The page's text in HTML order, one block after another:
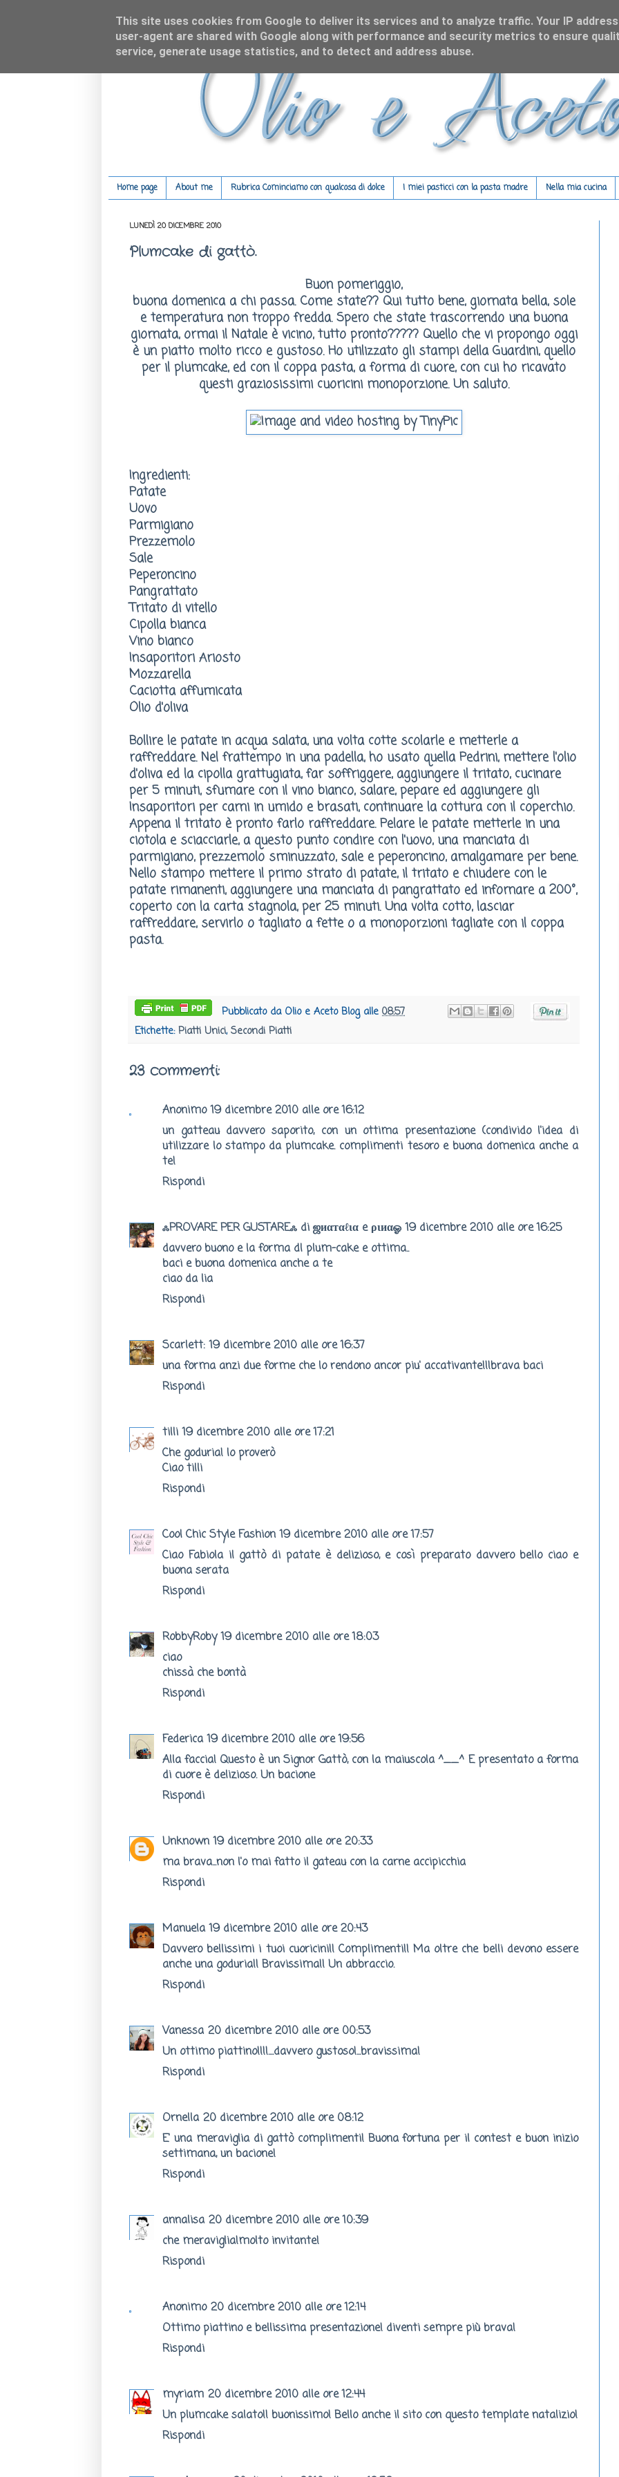
Home page About me Rubrica Cominciamo con qualcosa di dolce I miei pasticci con la pasta madre Nella mia cucina
LUNEDÌ 20 DICEMBRE 2010
Plumcake di gattò.
Buon pomeriggio,
buona domenica a chi passa. Come state?? Qui tutto bene, giornata bella, sole
e temperatura non troppo fredda. Spero che state trascorrendo una buona
giornata, ormai il Natale è vicino, tutto pronto????? Quello che vi propongo oggi
è un piatto molto ricco e gustoso. Ho utilizzato gli stampi dellaGuardini, quello
per il plumcake, ed con il coppa pasta, a forma di cuore, con cui ho ricavato
questi graziosissimi cuoricini monoporzione. Un saluto.
Ingredienti:
Patate
Uovo
Parmigiano
Prezzemolo
Sale
Peperoncino
Pangrattato
Tritato di vitello
Cipolla bianca
Vino bianco
Insaporitori Ariosto
Mozzarella
Caciotta affumicata
Olio d'oliva
Bollire le patate in acqua salata, una volta cotte scolarle e metterle a
raffreddare. Nel frattempo in una padella, ho usato quellaPedrini,mettere l'olio
d'oliva ed la cipolla grattugiata, far soffriggere, aggiungere il tritato, cucinare
per 5 minuti, sfumare con il vino bianco, salare, pepare ed aggiungere gli
Insaporitori per carni in umido e brasati, continuare la cottura con il coperchio.
Appena il tritato è pronto farlo raffreddare. Pelare le patate metterle in una
ciotola e sciacciarle, a questo punto condire con l'uovo, una manciata di
parmigiano, prezzemolo sminuzzato, sale e peperoncino, amalgamare per bene.
Nello stampo mettere il primo strato di patate, il tritato e chiudere con le
patate rimanenti, aggiungere una manciata di pangrattato ed infornare a 200°,
coperto con la carta stagnola, per 25 minuti. Una volta cotto, lasciar
raffreddare, servirlo o tagliato a fette o a monoporzioni tagliate con il coppa
pasta.
Pubblicato da Olio e Aceto Blog alle08:57
Etichette:Piatti Unici,Secondi Piatti
23 commenti:
Anonimo 19 dicembre 2010 alle ore 16:12
un gatteau davvero saporito, con un ottima presentazione (condivido l'idea di
utilizzare lo stampo da plumcake. complimenti tesoro e buona domenica anche a
te!
Rispondi
ஃPROVARE PER GUSTAREஃ di ஜиαтαℓια e ριиαஓ 19 dicembre 2010 alle ore 16:25
davvero buono e la forma dl plum-cake e ottima..
baci e buona domenica anche a te
ciao da lia
Rispondi
Scarlett: 19 dicembre 2010 alle ore 16:37
una forma anzi due forme che lo rendono ancor piu' accativante!!!brava baci
Rispondi
tilli 19 dicembre 2010 alle ore 17:21
Che goduria! lo proverò
Ciao tilli
Rispondi
Cool Chic Style Fashion 19 dicembre 2010 alle ore 17:57
Ciao Fabiola il gattò di patate è delizioso, e così preparato davvero bello ciao e
buona serata
Rispondi
RobbyRoby 19 dicembre 2010 alle ore 18:03
ciao
chissà che bontà
Rispondi
Federica 19 dicembre 2010 alle ore 19:56
Alla faccia! Questo è un Signor Gattò, con la maiuscola ^__^ E presentato a forma
di cuore è delizioso. Un bacione
Rispondi
Unknown 19 dicembre 2010 alle ore 20:33
ma brava...non l'o mai fatto il gateau con la carne accipicchia
Rispondi
Manuela 19 dicembre 2010 alle ore 20:43
Davvero bellissimi i tuoi cuoricini!! Complimenti!! Ma oltre che belli devono essere
anche una goduria!! Bravissima!! Un abbraccio.
Rispondi
Vanessa 20 dicembre 2010 alle ore 00:53
Un ottimo piattino!!!!....davvero gustoso!...bravissima!
Rispondi
Ornella 20 dicembre 2010 alle ore 08:12
E' una meraviglia di gattò complimenti! Buona fortuna per il contest e buon inizio
settimana, un bacione!
Rispondi
annalisa 20 dicembre 2010 alle ore 10:39
che meraviglia!molto invitante!
Rispondi
Anonimo 20 dicembre 2010 alle ore 12:14
Ottimo piattino e bellissima presentazione! diventi sempre più brava!
Rispondi
myriam 20 dicembre 2010 alle ore 12:44
Un plumcake salato!! buonissimo! Bello anche il sito con questo template natalizio!
Rispondi
This site uses cookies from Google to deliver its services and to analyze traffic. Your IP address
user-agent are shared with Google along with performance and security metrics to ensure
service, generate usage statistics, and to detect and address abuse.